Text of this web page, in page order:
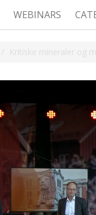
WEBINARS
Kritiske mineraler og